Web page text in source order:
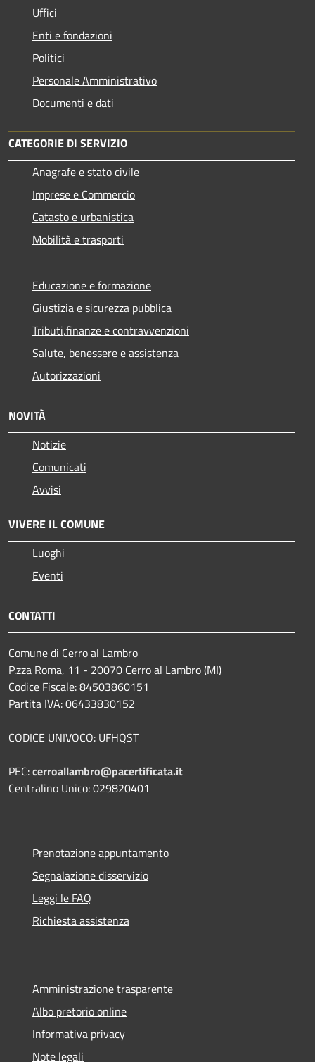
Uffici
Enti e fondazioni
Politici
Personale Amministrativo
Documenti e dati
CATEGORIE DI SERVIZIO
Anagrafe e stato civile
Imprese e Commercio
Catasto e urbanistica
Mobilità e trasporti
Educazione e formazione
Giustizia e sicurezza pubblica
Tributi,finanze e contravvenzioni
Salute, benessere e assistenza
Autorizzazioni
NOVITÀ
Notizie
Comunicati
Avvisi
VIVERE IL COMUNE
Luoghi
Eventi
CONTATTI
Comune di Cerro al Lambro
P.zza Roma, 11 - 20070 Cerro al Lambro (MI)
Codice Fiscale: 84503860151
Partita IVA: 06433830152
CODICE UNIVOCO: UFHQST
PEC:cerroallambro@pacertificata.it
Centralino Unico: 029820401
Prenotazione appuntamento
Segnalazione disservizio
Leggi le FAQ
Richiesta assistenza
Amministrazione trasparente
Albo pretorio online
Informativa privacy
Note legali